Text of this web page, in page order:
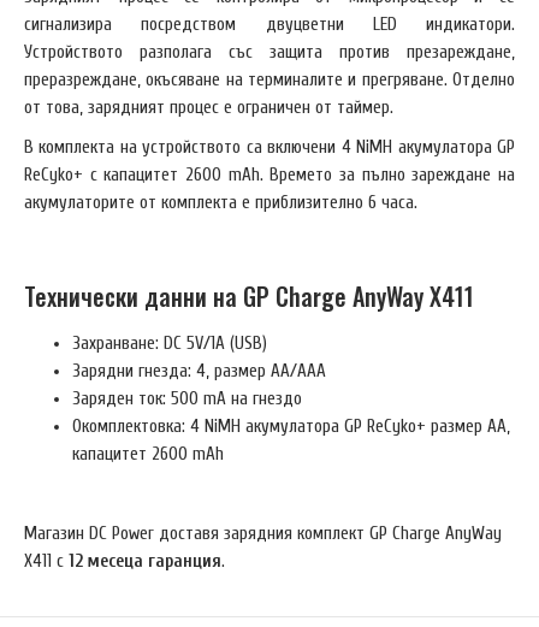
сигнализира посредством двуцветни LED индикатори.
Устройството разполага със защита против презареждане,
преразреждане, окъсяване на терминалите и прегряване. Отделно
от това, зарядният процес е ограничен от таймер.
В комплекта на устройството са включени 4 NiMH акумулатора GP
ReCyko+ с капацитет 2600 mAh. Времето за пълно зареждане на
акумулаторите от комплекта е приблизително 6 часа.
Технически данни на GP Charge AnyWay X411
Захранване: DC 5V/1A (USB)
Зарядни гнезда: 4, размер AA/AAA
Заряден ток: 500 mA на гнездо
Окомплектовка: 4 NiMH акумулатора GP ReCyko+ размер AA,
капацитет 2600 mAh
Магазин DC Power доставя зарядния комплект GP Charge AnyWay
X411 с 12 месеца гаранция.